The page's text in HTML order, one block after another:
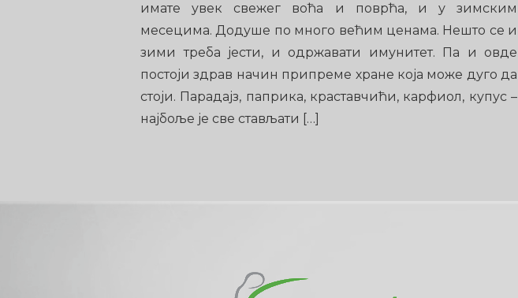
имате увек свежег воћа и поврћа, и у зимским
месецима. Додуше по много већим ценама. Нешто се и
зими треба јести, и одржавати имунитет. Па и овде
постоји здрав начин припреме хране која може дуго да
стоји. Парадајз, паприка, краставчићи, карфиол, купус –
најбоље је све стављати […]